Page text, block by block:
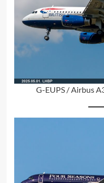
G-EUPS / Airbus